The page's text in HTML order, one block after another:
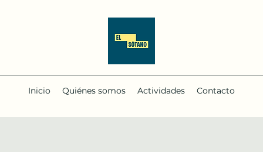
Inicio Quiénes somos Actividades Contacto